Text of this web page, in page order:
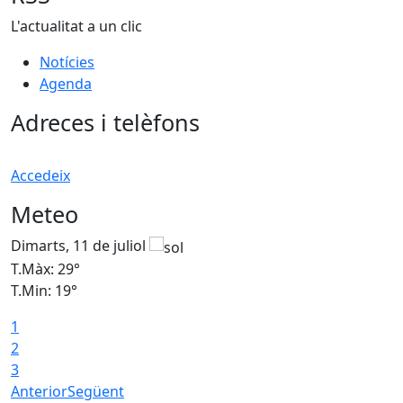
L'actualitat a un clic
Notícies
Agenda
Adreces i telèfons
Accedeix
Meteo
Dimarts, 11 de juliol
T.Màx: 29°
T.Min: 19°
1
2
3
AnteriorSegüent